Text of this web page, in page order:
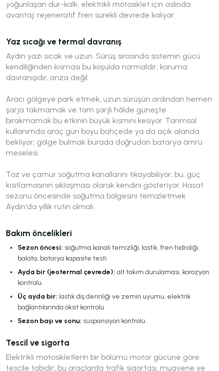
yoğunlaşan dur-kalk, elektrikli motosiklet için aslında
avantaj: rejeneratif fren sürekli devrede kalıyor.
Yaz sıcağı ve termal davranış
Aydın yazı sıcak ve uzun. Sürüş sırasında sistemin gücü
kendiliğinden kısması bu koşulda normaldir; koruma
davranışıdır, arıza değil.
Aracı gölgeye park etmek, uzun sürüşün ardından hemen
şarja takmamak ve tam şarjlı hâlde güneşte
bırakmamak bu etkinin büyük kısmını kesiyor. Tarımsal
kullanımda araç gün boyu bahçede ya da açık alanda
bekliyor; gölge bulmak burada doğrudan batarya ömrü
meselesi.
Toz ve çamur soğutma kanallarını tıkayabiliyor; bu, güç
kısıtlamasının sıklaşması olarak kendini gösteriyor. Hasat
sezonu öncesinde soğutma bölgesini temizletmek
Aydın'da yıllık rutin olmalı.
Bakım öncelikleri
Sezon öncesi: soğutma kanalı temizliği, lastik, fren hidroliği,
balata, batarya kapasite testi.
Ayda bir (jeotermal çevrede): alt takım durulaması, korozyon
kontrolü.
Üç ayda bir: lastik diş derinliği ve zemin uyumu, elektrik
bağlantılarında oksit kontrolü.
Sezon başı ve sonu: süspansiyon kontrolü.
Tescil ve sigorta
Elektrikli motosikletlerin bir bölümü motor gücüne göre
tescile tabidir; bu araçlarda trafik sigortası, muayene ve